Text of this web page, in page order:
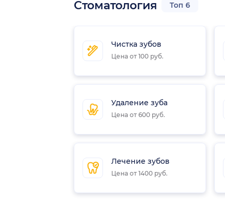
Стоматология Топ 6
Чистка зубов
Цена от 100 руб.
Удаление зуба
Цена от 600 руб.
Лечение зубов
Цена от 1400 руб.